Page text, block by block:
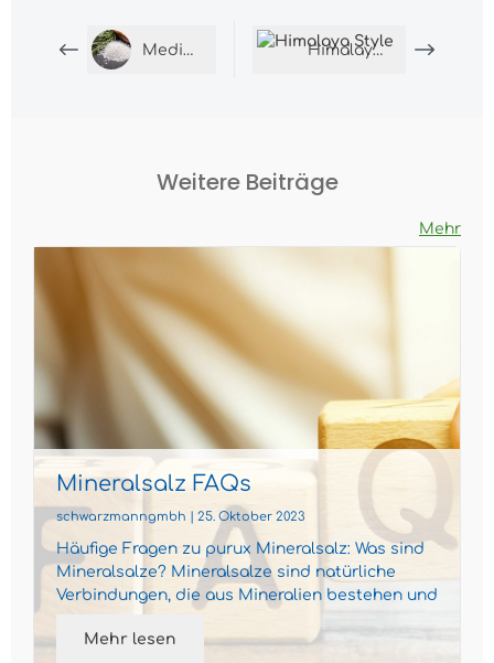
Mediterran Himalaya Style
Weitere Beiträge
Mehr
Mineralsalz FAQs
schwarzmanngmbh | 25. Oktober 2023
Häufige Fragen zu purux Mineralsalz: Was sind
Mineralsalze? Mineralsalze sind natürliche
Verbindungen, die aus Mineralien bestehen und
in Form von Sal...
Mehr lesen